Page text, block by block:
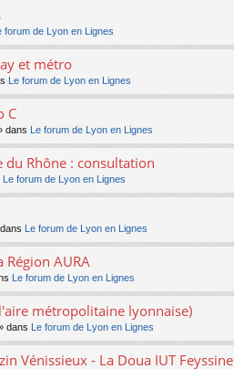
forum de Lyon en Lignes
et métro
Le forum de Lyon en Lignes
C
dans Le forum de Lyon en Lignes
Rhône : consultation
Le forum de Lyon en Lignes
Le forum de Lyon en Lignes
AURA
Le forum de Lyon en Lignes
l'aire métropolitaine lyonnaise)
dans Le forum de Lyon en Lignes
Vénissieux - La Doua IUT Feyssine